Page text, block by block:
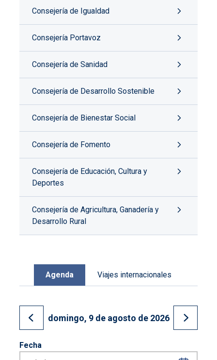
Consejería de Igualdad
Consejería Portavoz
Consejería de Sanidad
Consejería de Desarrollo Sostenible
Consejería de Bienestar Social
Consejería de Fomento
Consejería de Educación, Cultura y
Deportes
Consejería de Agricultura, Ganadería y
Desarrollo Rural
Agenda Viajes internacionales
Ir al día anterior
domingo, 9 de agosto de 2026
Ir al día
Fecha